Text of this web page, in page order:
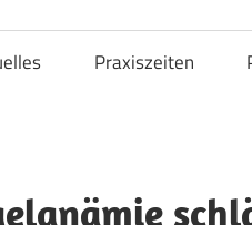
Praxiszeiten